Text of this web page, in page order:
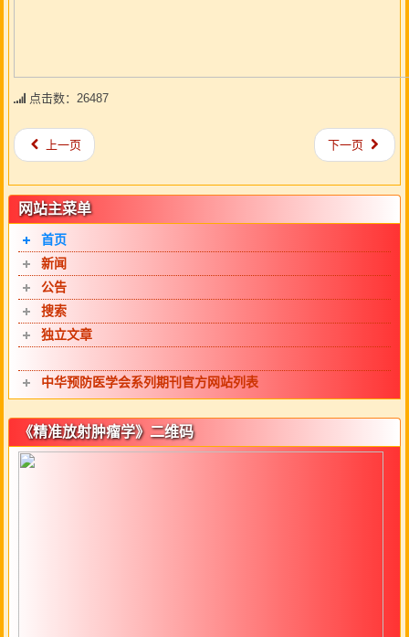
点击数：26487
上一页 下一页
网站主菜单
首页
新闻
公告
搜索
独立文章
中华预防医学会系列期刊官方网站列表
《精准放射肿瘤学》二维码